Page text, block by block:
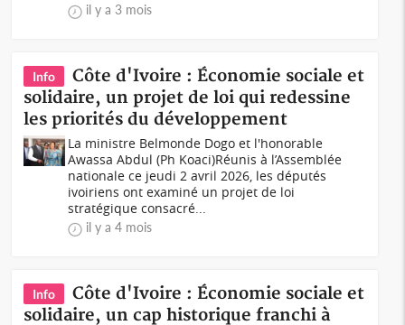
il y a 3 mois
Info
Côte d'Ivoire : Économie sociale et
solidaire, un projet de loi qui redessine
les priorités du développement
La ministre Belmonde Dogo et l'honorable
Awassa Abdul (Ph Koaci)Réunis à l’Assemblée
nationale ce jeudi 2 avril 2026, les députés
ivoiriens ont examiné un projet de loi
stratégique consacré...
il y a 4 mois
Info
Côte d'Ivoire : Économie sociale et
solidaire, un cap historique franchi à